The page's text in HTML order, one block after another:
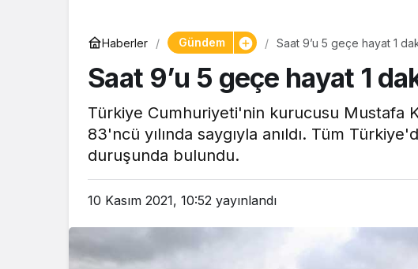
Haberler Gündem Saat 9’u 5 geçe hayat 1
Saat 9’u 5 geçe hayat 1
Türkiye Cumhuriyeti'nin kurucusu Mustafa
83'ncü yılında saygıyla anıldı. Tüm
duruşunda bulundu.
10 Kasım 2021, 10:52 yayınlandı